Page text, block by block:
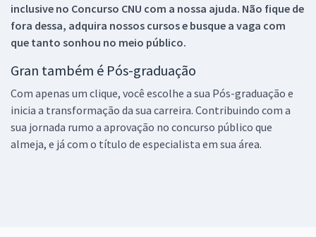
inclusive no Concurso CNU com a nossa ajuda. Não fique de
fora dessa, adquira nossos cursos e busque a vaga com
que tanto sonhou no meio público.
Gran também é Pós-graduação
Com apenas um clique, você escolhe a sua Pós-graduação e
inicia a transformação da sua carreira. Contribuindo com a
sua jornada rumo a aprovação no concurso público que
almeja, e já com o título de especialista em sua área.